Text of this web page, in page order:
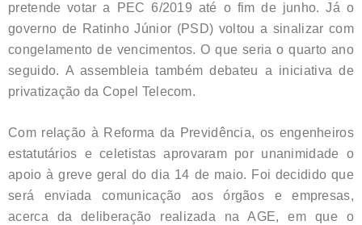
pretende votar a PEC 6/2019 até o fim de junho. Já o
governo de Ratinho Júnior (PSD) voltou a sinalizar com
congelamento de vencimentos. O que seria o quarto ano
seguido. A assembleia também debateu a iniciativa de
privatização da Copel Telecom.
Com relação à Reforma da Previdência, os engenheiros
estatutários e celetistas aprovaram por unanimidade o
apoio à greve geral do dia 14 de maio. Foi decidido que
será enviada comunicação aos órgãos e empresas,
acerca da deliberação realizada na AGE, em que o